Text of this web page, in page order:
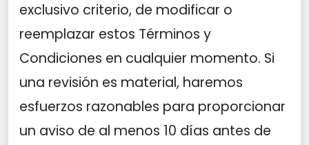
exclusivo criterio, de modificar o
reemplazar estos Términos y
Condiciones en cualquier momento. Si
una revisión es material, haremos
esfuerzos razonables para proporcionar
un aviso de al menos 10 días antes de